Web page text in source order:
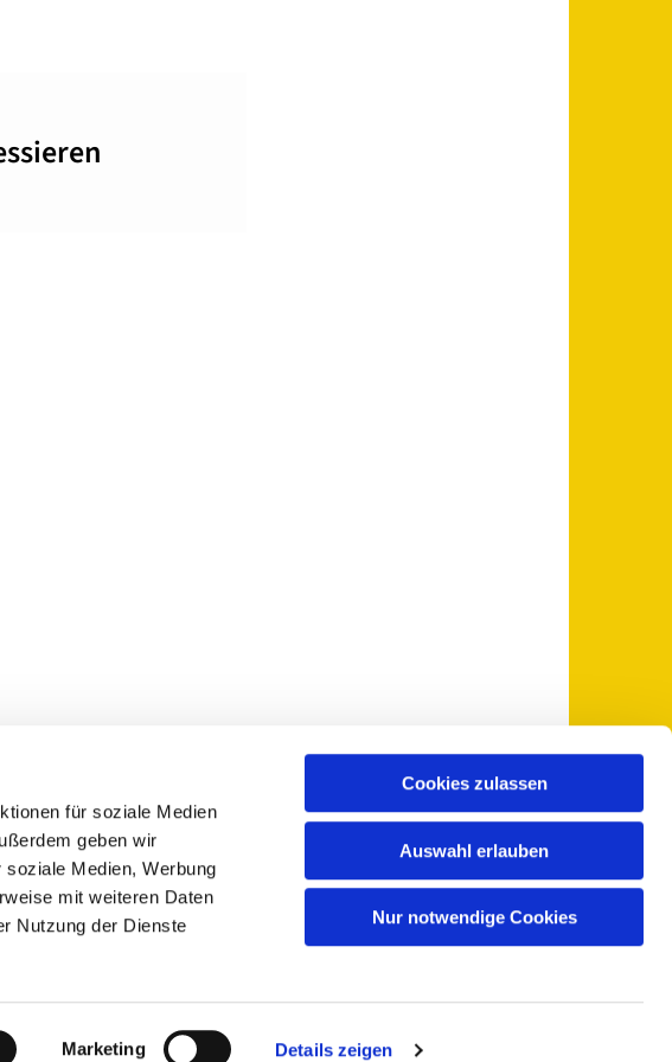
für soziale Medien
geben wir
Medien, Werbung
mit weiteren Daten
Nutzung der Dienste
Marketing Details zeigen
Cookies zulassen
Auswahl erlauben
Nur notwendige Cookies
+49 3834 5735-0
pfarramt@sankt-otto.de